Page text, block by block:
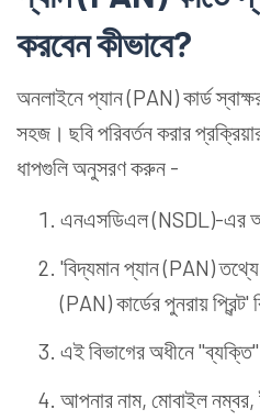
করবেন কীভাবে?
অনলাইনে প্যান (PAN) কার্ড
সহজ। ছবি পরিবর্তন করার
ধাপগুলি অনুসরণ করুন -
এনএসডিএল (NSDL)-এর
'বিদ্যমান প্যান (PAN)
(PAN) কার্ডের পুনরায়
এই বিভাগের অধীনে "ব্যক্তি"
আপনার নাম, মোবাইল